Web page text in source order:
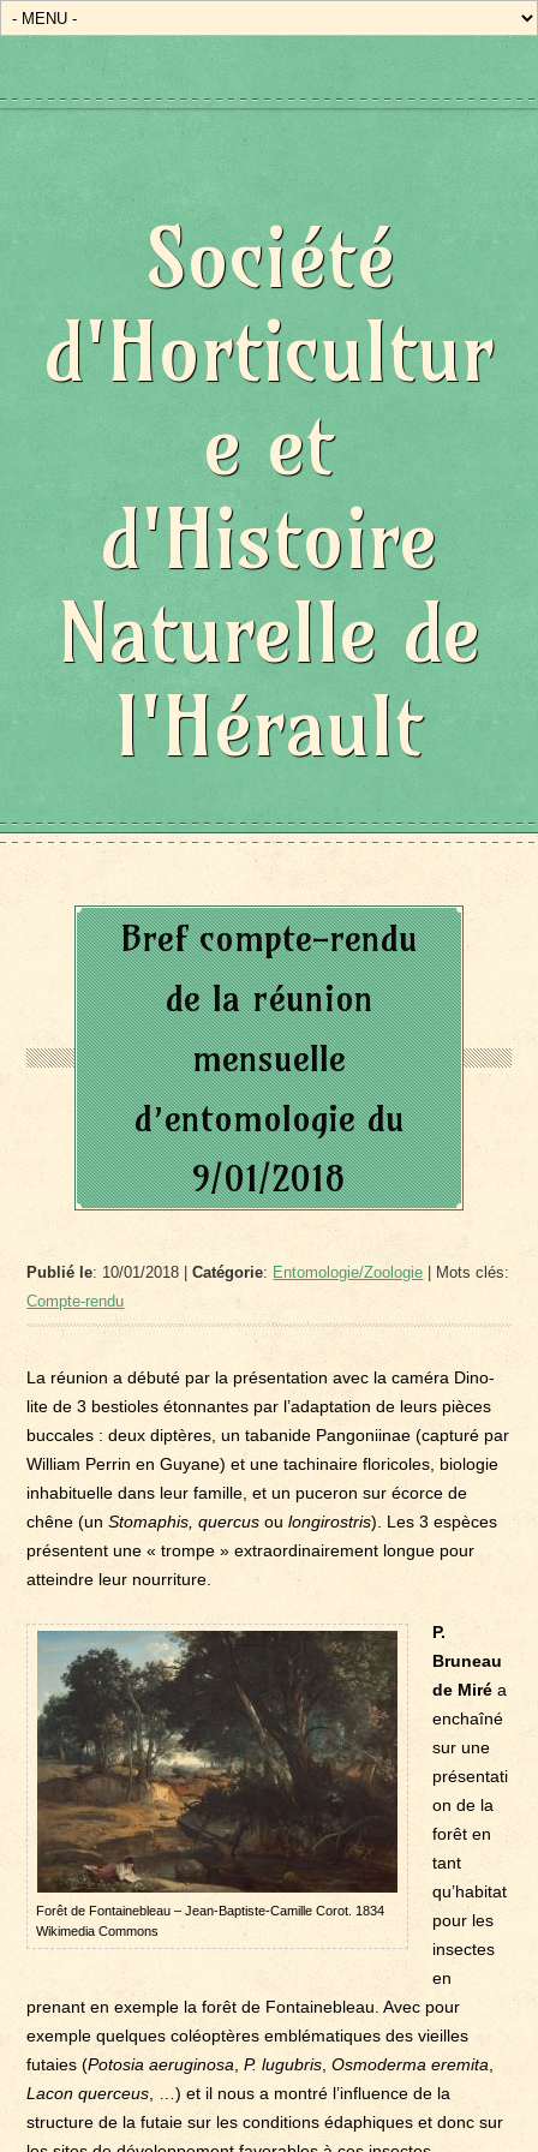
Société
d'Horticultur
e et
d'Histoire
Naturelle de
l'Hérault
Bref compte-rendu
de la réunion
mensuelle
d’entomologie du
9/01/2018
Publié le: 10/01/2018 |Catégorie: Entomologie/Zoologie | Mots clés:
Compte-rendu
La réunion a débuté par la présentation avec la caméra Dino-
lite de 3 bestioles étonnantes par l’adaptation de leurs pièces
buccales : deux diptères, un tabanide Pangoniinae (capturé par
William Perrin en Guyane) et une tachinaire floricoles, biologie
inhabituelle dans leur famille, et un puceron sur écorce de
chêne (unStomaphis, quercus oulongirostris). Les 3 espèces
présentent une « trompe » extraordinairement longue pour
atteindre leur nourriture.
Forêt de Fontainebleau – Jean-Baptiste-Camille Corot. 1834
Wikimedia Commons
P.
Bruneau
de Miré a
enchaîné
sur une
présentati
on de la
forêt en
tant
qu’habitat
pour les
insectes
en
prenant en exemple la forêt de Fontainebleau. Avec pour
exemple quelques coléoptères emblématiques des vieilles
futaies (Potosia aeruginosa ,P. lugubris ,Osmoderma eremita
Lacon querceus , …) et il nous a montré l’influence de la
structure de la futaie sur les conditions édaphiques et donc sur